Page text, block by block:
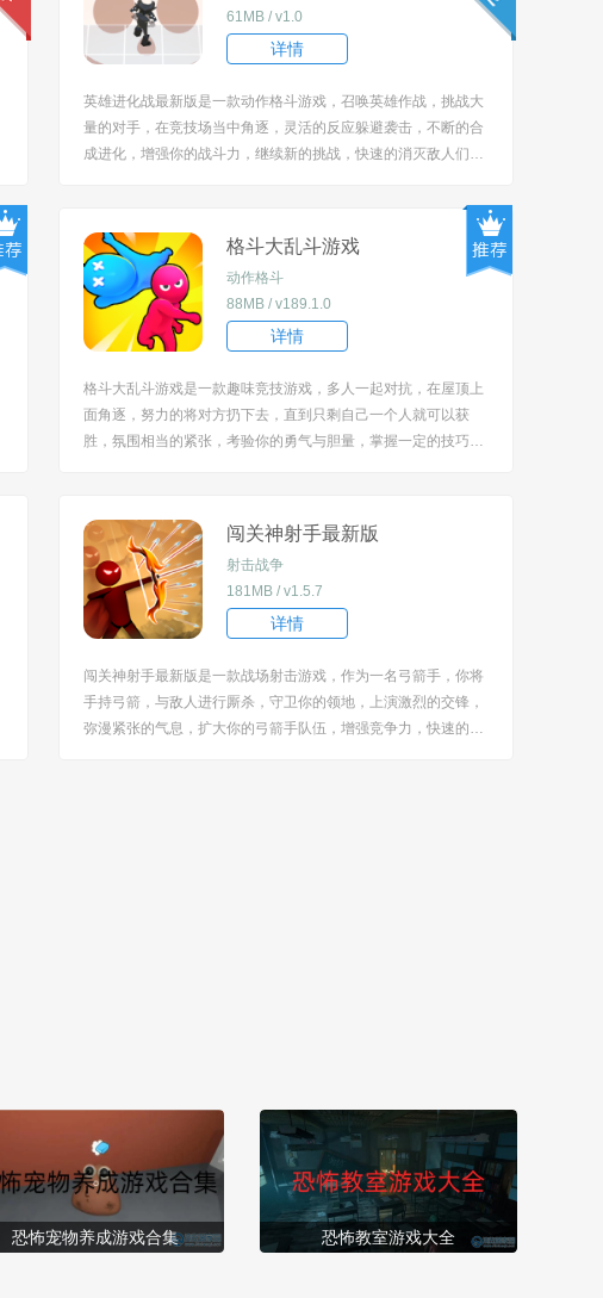
61MB / v1.0
详情
英雄进化战最新版是一款动作格斗游戏，召唤英雄作战，挑战大
量的对手，在竞技场当中角逐，灵活的反应躲避袭击，不断的合
成进化，增强你的战斗力，继续新的挑战，快速的消灭敌人们，
通过攻击、防守操作...
格斗大乱斗游戏
动作格斗
88MB / v189.1.0
详情
格斗大乱斗游戏是一款趣味竞技游戏，多人一起对抗，在屋顶上
面角逐，努力的将对方扔下去，直到只剩自己一个人就可以获
胜，氛围相当的紧张，考验你的勇气与胆量，掌握一定的技巧，
人扔下平台为核心目标，...
闯关神射手最新版
射击战争
181MB / v1.5.7
详情
闯关神射手最新版是一款战场射击游戏，作为一名弓箭手，你将
手持弓箭，与敌人进行厮杀，守卫你的领地，上演激烈的交锋，
弥漫紧张的气息，扩大你的弓箭手队伍，增强竞争力，快速的取
恐怖宠物养成游戏合集 恐怖教室游戏大全